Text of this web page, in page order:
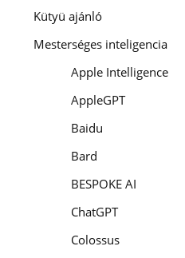
Kütyü ajánló
Mesterséges inteligencia
Apple Intelligence
AppleGPT
Baidu
Bard
BESPOKE AI
ChatGPT
Colossus